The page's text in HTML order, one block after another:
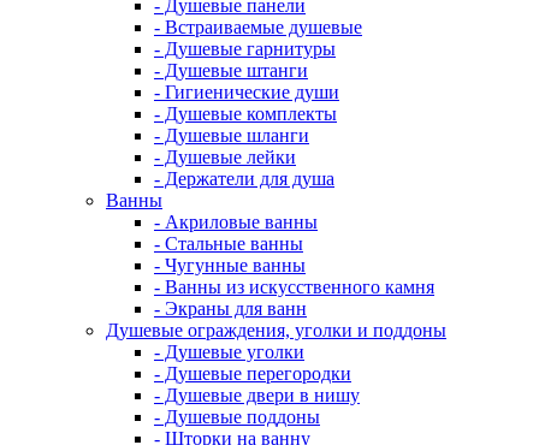
- Душевые панели
- Встраиваемые душевые
- Душевые гарнитуры
- Душевые штанги
- Гигиенические души
- Душевые комплекты
- Душевые шланги
- Душевые лейки
- Держатели для душа
Ванны
- Акриловые ванны
- Стальные ванны
- Чугунные ванны
- Ванны из искусственного камня
- Экраны для ванн
Душевые ограждения, уголки и поддоны
- Душевые уголки
- Душевые перегородки
- Душевые двери в нишу
- Душевые поддоны
- Шторки на ванну